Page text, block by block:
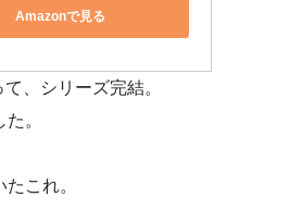
Amazonで見る
、シリーズ完結。
。
これ。